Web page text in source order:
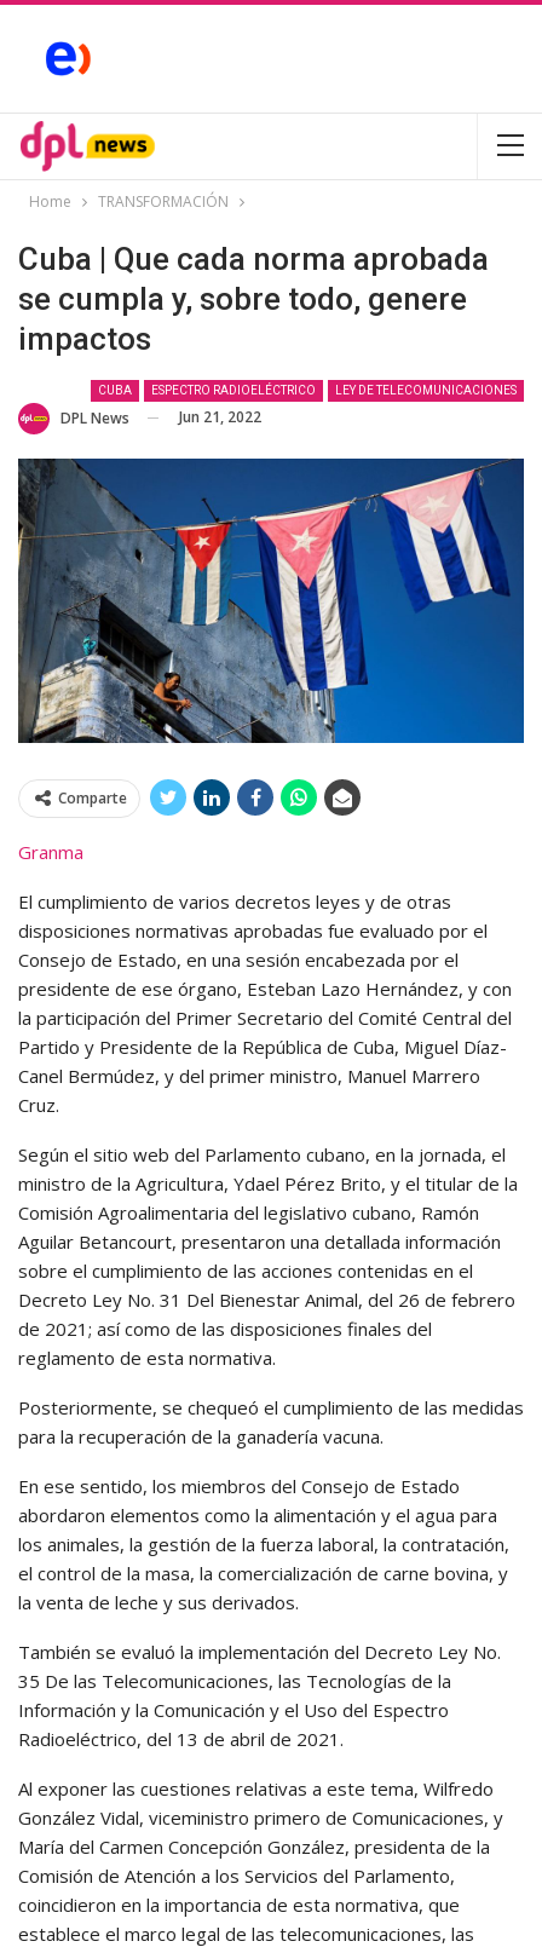
Home TRANSFORMACIÓN
Cuba | Que cada norma aprobada
se cumpla y, sobre todo, genere
impactos
CUBA ESPECTRO RADIOELÉCTRICO LEY DE TELECOMUNICACIONES
DPL News Jun 21, 2022
Comparte
Granma
El cumplimiento de varios decretos leyes y de otras
disposiciones normativas aprobadas fue evaluado por el
Consejo de Estado, en una sesión encabezada por el
presidente de ese órgano, Esteban Lazo Hernández, y con
la participación del Primer Secretario del Comité Central del
Partido y Presidente de la República de Cuba, Miguel Díaz-
Canel Bermúdez, y del primer ministro, Manuel Marrero
Cruz.
Según el sitio web del Parlamento cubano, en la jornada, el
ministro de la Agricultura, Ydael Pérez Brito, y el titular de la
Comisión Agroalimentaria del legislativo cubano, Ramón
Aguilar Betancourt, presentaron una detallada información
sobre el cumplimiento de las acciones contenidas en el
Decreto Ley No. 31 Del Bienestar Animal, del 26 de febrero
de 2021; así como de las disposiciones finales del
reglamento de esta normativa.
Posteriormente, se chequeó el cumplimiento de las medidas
para la recuperación de la ganadería vacuna.
En ese sentido, los miembros del Consejo de Estado
abordaron elementos como la alimentación y el agua para
los animales, la gestión de la fuerza laboral, la contratación,
el control de la masa, la comercialización de carne bovina, y
la venta de leche y sus derivados.
También se evaluó la implementación del Decreto Ley No.
35 De las Telecomunicaciones, las Tecnologías de la
Información y la Comunicación y el Uso del Espectro
Radioeléctrico, del 13 de abril de 2021.
Al exponer las cuestiones relativas a este tema, Wilfredo
González Vidal, viceministro primero de Comunicaciones, y
María del Carmen Concepción González, presidenta de la
Comisión de Atención a los Servicios del Parlamento,
coincidieron en la importancia de esta normativa, que
establece el marco legal de las telecomunicaciones, las